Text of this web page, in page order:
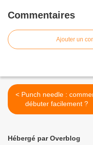
Commentaires
Ajouter un
< Punch needle : comment
débuter facilement ?
Hébergé par Overblog